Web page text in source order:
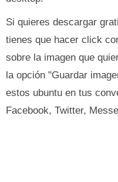
Si quieres descargar
tienes que hacer click
sobre la imagen que
la opción "Guardar
estos ubuntu en tus
Facebook, Twitter,